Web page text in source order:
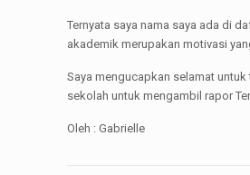
Ternyata saya nama saya ada di
akademik merupakan motivasi
Saya mengucapkan selamat
sekolah untuk mengambil rapor
Oleh : Gabrielle